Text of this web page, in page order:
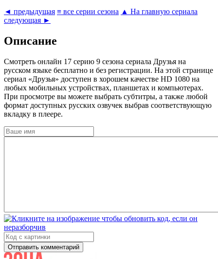
◄ предыдущая ≡ все серии сезона ▲ На главную сериала
следующая ►
Описание
Cмотреть онлайн 17 серию 9 сезона сериала Друзья на
русском языке бесплатно и без регистрации. На этой странице
сериал «Друзья» доступен в хорошем качестве HD 1080 на
любых мобильных устройствах, планшетах и компьютерах.
При просмотре вы можете выбрать субтитры, а также любой
формат доступных русских озвучек выбрав соответствующую
вкладку в плеере.
Отправить комментарий